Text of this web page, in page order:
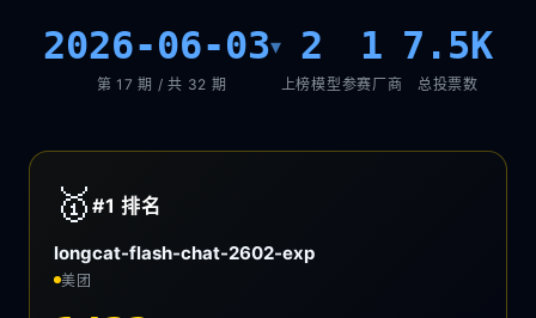
2026-06-03▾
第 17 期 / 共 32 期
2
上榜模型
1
参赛厂商
7.5K
总投票数
🥇 #1排名
longcat-flash-chat-2602-exp
美团